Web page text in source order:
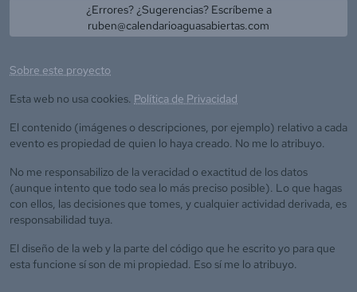
¿Errores? ¿Sugerencias? Escríbeme a
ruben@calendarioaguasabiertas.com
Sobre este proyecto
Esta web no usa cookies. Política de Privacidad
El contenido (imágenes o descripciones, por ejemplo) relativo a cada
evento es propiedad de quien lo haya creado. No me lo atribuyo.
No me responsabilizo de la veracidad o exactitud de los datos
(aunque intento que todo sea lo más preciso posible). Lo que hagas
con ellos, las decisiones que tomes, y cualquier actividad derivada, es
responsabilidad tuya.
El diseño de la web y la parte del código que he escrito yo para que
esta funcione sí son de mi propiedad. Eso sí me lo atribuyo.